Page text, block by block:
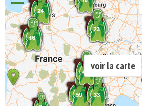
voir la carte